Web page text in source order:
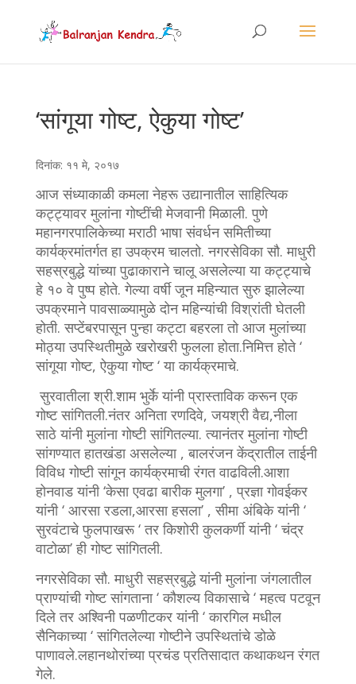
‘सांगूया गोष्ट, ऐकुया गोष्ट’
दिनांक: ११ मे, २०१७
आज संध्याकाळी कमला नेहरू उद्यानातील साहित्यिक
कट्ट्यावर मुलांना गोष्टींची मेजवानी मिळाली. पुणे
महानगरपालिकेच्या मराठी भाषा संवर्धन समितीच्या
कार्यक्रमांतर्गत हा उपक्रम चालतो. नगरसेविका सौ. माधुरी
सहस्रबुद्धे यांच्या पुढाकाराने चालू असलेल्या या कट्ट्याचे
हे १० वे पुष्प होते. गेल्या वर्षी जून महिन्यात सुरु झालेल्या
उपक्रमाने पावसाळ्यामुळे दोन महिन्यांची विश्रांती घेतली
होती. सप्टेंबरपासून पुन्हा कट्टा बहरला तो आज मुलांच्या
मोठ्या उपस्थितीमुळे खरोखरी फुलला होता.निमित्त होते ‘
सांगूया गोष्ट, ऐकुया गोष्ट ‘ या कार्यक्रमाचे.
सुरवातीला श्री.शाम भुर्के यांनी प्रास्ताविक करून एक
गोष्ट सांगितली.नंतर अनिता रणदिवे, जयश्री वैद्य,नीला
साठे यांनी मुलांना गोष्टी सांगितल्या. त्यानंतर मुलांना गोष्टी
सांगण्यात हातखंडा असलेल्या , बालरंजन केंद्रातील ताईनी
विविध गोष्टी सांगून कार्यक्रमाची रंगत वाढविली.आशा
होनवाड यांनी ‘केसा एवढा बारीक मुलगा’ , प्रज्ञा गोवईकर
यांनी ‘ आरसा रडला,आरसा हसला’ , सीमा अंबिके यांनी ‘
सुरवंटाचे फुलपाखरू ‘ तर किशोरी कुलकर्णी यांनी ‘ चंद्र
वाटोळा’ ही गोष्ट सांगितली.
नगरसेविका सौ. माधुरी सहस्रबुद्धे यांनी मुलांना जंगलातील
प्राण्यांची गोष्ट सांगताना ‘ कौशल्य विकासाचे ‘ महत्व पटवून
दिले तर अश्विनी पळणीटकर यांनी ‘ कारगिल मधील
सैनिकाच्या ‘ सांगितलेल्या गोष्टीने उपस्थितांचे डोळे
पाणावले.लहानथोरांच्या प्रचंड प्रतिसादात कथाकथन रंगत
गेले.